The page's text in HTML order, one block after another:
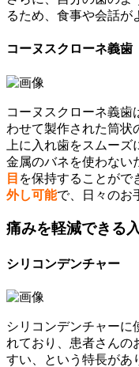
るため、食事や会話が
コーヌスクローネ義歯
コーヌスクローネ義歯
わせて製作された筒状
上に入れ歯をスムー
金属のバネを使わない
目 を保持することがで
外し可能で、日々のお
痛みを軽減できる
シリコンデンチャー
シリコンデンチャーに
れており、患者さんの
すい、という特長があ